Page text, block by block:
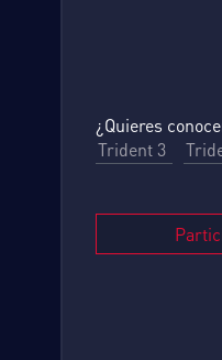
¿Quieres
Trident 3